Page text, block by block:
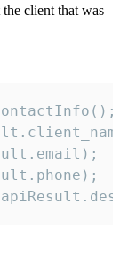
client that was